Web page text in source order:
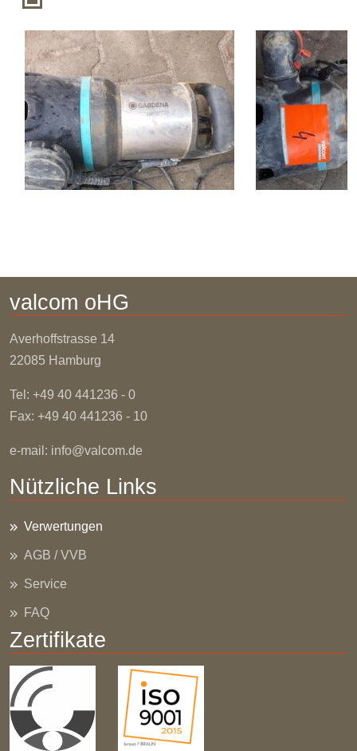
valcom oHG
Averhoffstrasse 14
22085 Hamburg
Tel: +49 40 441236 - 0
Fax: +49 40 441236 - 10
e-mail: info@valcom.de
Nützliche Links
Verwertungen
AGB / VVB
Service
FAQ
Zertifikate